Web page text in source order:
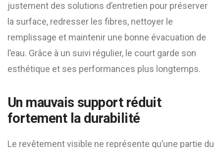
justement des solutions d’entretien pour préserver
la surface, redresser les fibres, nettoyer le
remplissage et maintenir une bonne évacuation de
l’eau. Grâce à un suivi régulier, le court garde son
esthétique et ses performances plus longtemps.
Un mauvais support réduit
fortement la durabilité
Le revêtement visible ne représente qu’une partie du